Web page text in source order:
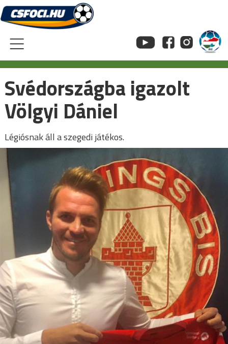
Skip
to
content
Svédországba igazolt
Völgyi Dániel
Légiósnak áll a szegedi játékos.